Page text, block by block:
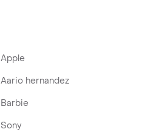
Apple
Aario hernandez
Barbie
Sony